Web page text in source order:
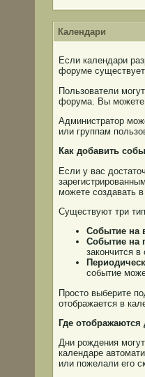
Календари
Если календари
форуме существует
Пользователи
форума. Вы можете
Администратор
или группам
Как добавить
Если у вас
можете создавать
Существуют три
Событие на
Событие на
закончится
событие
Просто выберите
отображается в
Где
Дни рождения
календаре
или пожелали его